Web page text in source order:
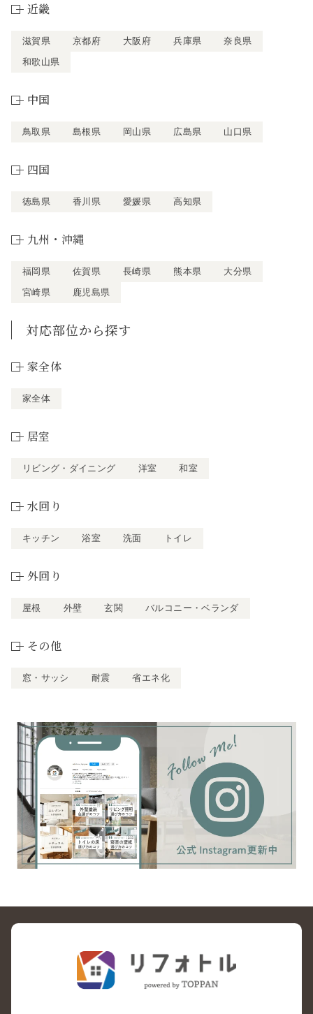
近畿
滋賀県 京都府 大阪府 兵庫県
奈良県
和歌山県
中国
鳥取県 島根県 岡山県 広島県 山口県
四国
徳島県 香川県 愛媛県 高知県
九州・沖縄
福岡県 佐賀県 長崎県 熊本県
大分県
宮崎県
鹿児島県
対応部位から探す
家全体
家全体
居室
リビング・ダイニング 洋室 和室
水回り
キッチン 浴室 洗面 トイレ
外回り
屋根 外壁 玄関 バルコニー・ベランダ
その他
窓・サッシ 耐震 省エネ化